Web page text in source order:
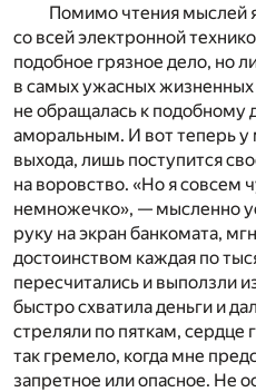
Помимо чтения мыслей
со всей электронной
подобное грязное дело, но
в самых ужасных жизненных
не обращалась к подобному
аморальным. И вот теперь у
выхода, лишь поступится
на воровство. «Но я совсем
немножечко», — мысленно
руку на экран банкомата,
достоинством каждая по
пересчитались и выползли
быстро схватила деньги и
стреляли по пяткам, сердце
так гремело, когда мне
запретное или опасное. Не